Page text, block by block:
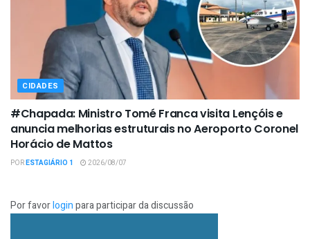
CIDADES
#Chapada: Ministro Tomé Franca visita Lençóis e
anuncia melhorias estruturais no Aeroporto Coronel
Horácio de Mattos
PORESTAGIÁRIO 1 2026/08/07
Por favorloginpara participar da discussão